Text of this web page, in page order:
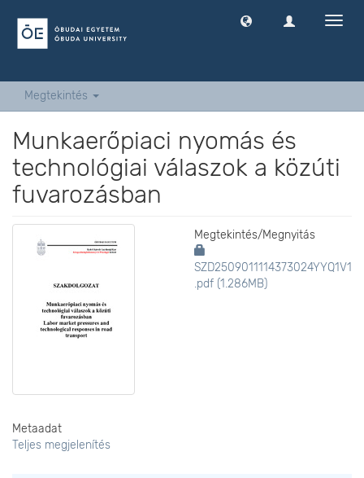
Megtekintés
Munkaerőpiaci nyomás és
technológiai válaszok a közúti
fuvarozásban
Megtekintés/Megnyitás
SZD2509011114373024YYQ1V1
.pdf (1.286MB)
Metaadat
Teljes megjelenítés